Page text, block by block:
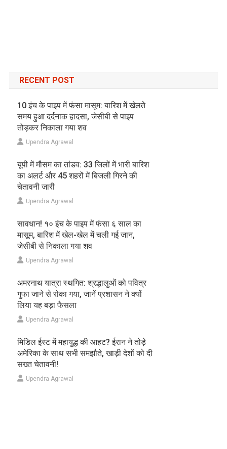
RECENT POST
10 इंच के पाइप में फंसा मासूम: बारिश में खेलते
समय हुआ दर्दनाक हादसा, जेसीबी से पाइप
तोड़कर निकाला गया शव
Upendra Agrawal
यूपी में मौसम का तांडव: 33 जिलों में भारी बारिश
का अलर्ट और 45 शहरों में बिजली गिरने की
चेतावनी जारी
Upendra Agrawal
सावधान! १० इंच के पाइप में फंसा ६ साल का
मासूम, बारिश में खेल-खेल में चली गई जान,
जेसीबी से निकाला गया शव
Upendra Agrawal
अमरनाथ यात्रा स्थगित: श्रद्धालुओं को पवित्र
गुफा जाने से रोका गया, जानें प्रशासन ने क्यों
लिया यह बड़ा फैसला
Upendra Agrawal
मिडिल ईस्ट में महायुद्ध की आहट? ईरान ने तोड़े
अमेरिका के साथ सभी समझौते, खाड़ी देशों को दी
सख्त चेतावनी!
Upendra Agrawal